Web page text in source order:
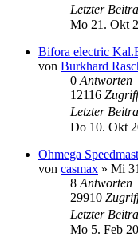
Letzter
Mo 21. Okt
Bifora electric
von Burkhard
0 Antworten
12116
Letzter
Do 10. Okt
Ohmega
von casmax » Mi
8 Antworten
29910
Letzter
Mo 5. Feb